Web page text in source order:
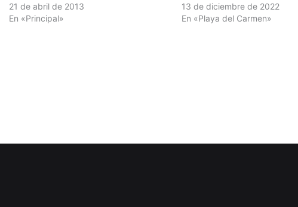
21 de abril de 2013
En «Principal»
13 de diciembre de 2022
En «Playa del Carmen»